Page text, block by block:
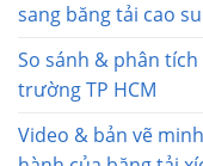
sang băng tải cao
So sánh & phân
trường TP HCM
Video & bản vẽ